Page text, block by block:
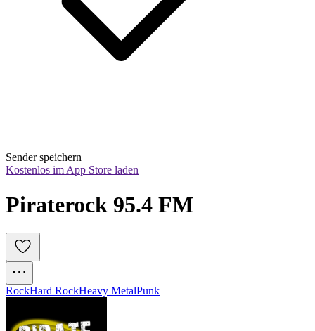
Sender speichern
Kostenlos im App Store laden
Piraterock 95.4 FM
RockHard RockHeavy MetalPunk